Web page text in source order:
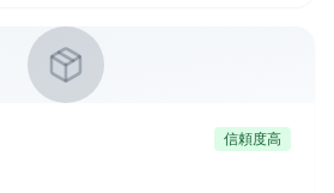
信頼度高